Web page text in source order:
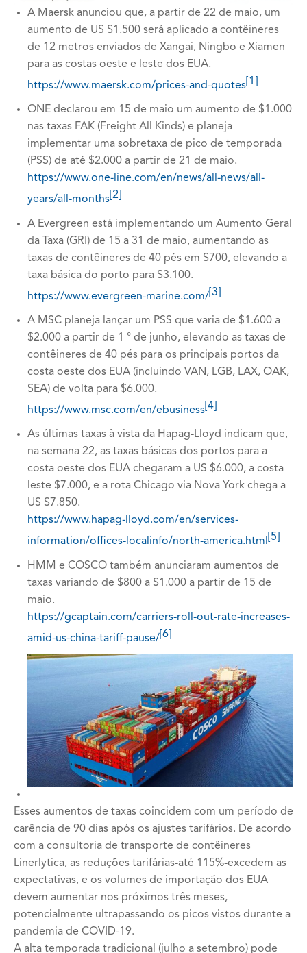
A Maersk anunciou que, a partir de 22 de maio, um
aumento de US $1.500 será aplicado a contêineres
de 12 metros enviados de Xangai, Ningbo e Xiamen
para as costas oeste e leste dos EUA.
https://www.maersk.com/prices-and-quotes [1]
ONE declarou em 15 de maio um aumento de $1.000
nas taxas FAK (Freight All Kinds) e planeja
implementar uma sobretaxa de pico de temporada
(PSS) de até $2.000 a partir de 21 de maio.
https://www.one-line.com/en/news/all-news/all-
years/all-months [2]
A Evergreen está implementando um Aumento Geral
da Taxa (GRI) de 15 a 31 de maio, aumentando as
taxas de contêineres de 40 pés em $700, elevando a
taxa básica do porto para $3.100.
https://www.evergreen-marine.com/ [3]
A MSC planeja lançar um PSS que varia de $1.600 a
$2.000 a partir de 1 ° de junho, elevando as taxas de
contêineres de 40 pés para os principais portos da
costa oeste dos EUA (incluindo VAN, LGB, LAX, OAK,
SEA) de volta para $6.000.
https://www.msc.com/en/ebusiness [4]
As últimas taxas à vista da Hapag-Lloyd indicam que,
na semana 22, as taxas básicas dos portos para a
costa oeste dos EUA chegaram a US $6.000, a costa
leste $7.000, e a rota Chicago via Nova York chega a
US $7.850.
https://www.hapag-lloyd.com/en/services-
information/offices-localinfo/north-america.html [5]
HMM e COSCO também anunciaram aumentos de
taxas variando de $800 a $1.000 a partir de 15 de
maio.
https://gcaptain.com/carriers-roll-out-rate-increases-
amid-us-china-tariff-pause/ [6]
Esses aumentos de taxas coincidem com um período de
carência de 90 dias após os ajustes tarifários. De acordo
com a consultoria de transporte de contêineres
Linerlytica, as reduções tarifárias-até 115%-excedem as
expectativas, e os volumes de importação dos EUA
devem aumentar nos próximos três meses,
potencialmente ultrapassando os picos vistos durante a
pandemia de COVID-19.
A alta temporada tradicional (julho a setembro) pode